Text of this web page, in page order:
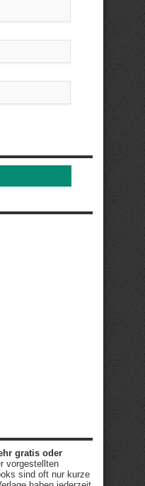
gratis oder
vorgestellten
sind oft nur kurze